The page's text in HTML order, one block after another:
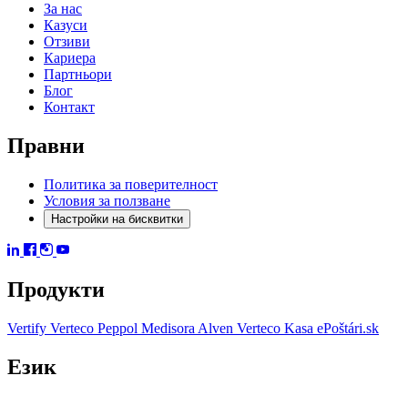
За нас
Казуси
Отзиви
Кариера
Партньори
Блог
Контакт
Правни
Политика за поверителност
Условия за ползване
Настройки на бисквитки
Продукти
Vertify Verteco Peppol Medisora Alven Verteco Kasa ePoštári.sk
Език